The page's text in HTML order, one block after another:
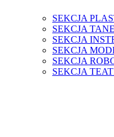
SEKCJA
SEKCJA
SEKCJA
SEKCJA
SEKCJA
SEKCJA